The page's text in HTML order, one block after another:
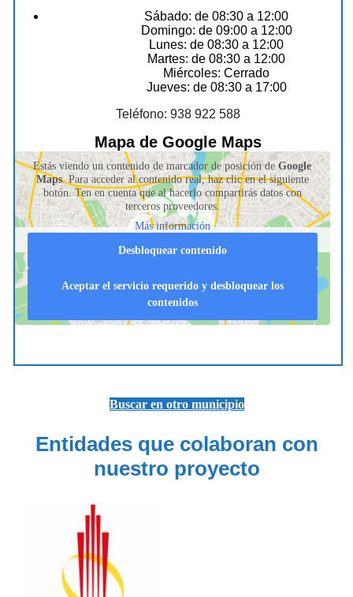
Sábado: de 08:30 a 12:00
Domingo: de 09:00 a 12:00
Lunes: de 08:30 a 12:00
Martes: de 08:30 a 12:00
Miércoles: Cerrado
Jueves: de 08:30 a 17:00
Teléfono: 938 922 588
Mapa de Google Maps
Estás viendo un contenido de marcador de posición deGoogle
Maps. Para acceder al contenido real, haz clic en el siguiente
botón. Ten en cuenta que al hacerlo compartirás datos con
terceros proveedores.
Más información
Desbloquear contenido
Aceptar el servicio requerido y desbloquear los
contenidos
Buscar en otro municipio
Entidades que colaboran con
nuestro proyecto